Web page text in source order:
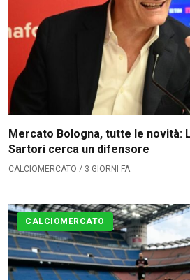
Mercato Bologna, tutte le novità:
Sartori cerca un difensore
CALCIOMERCATO / 3 GIORNI FA
CALCIOMERCATO